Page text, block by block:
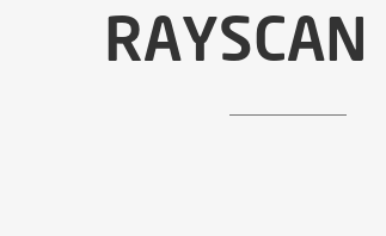
RAYSCAN